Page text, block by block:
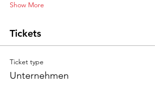
Show More
Tickets
Ticket type
Unternehmen